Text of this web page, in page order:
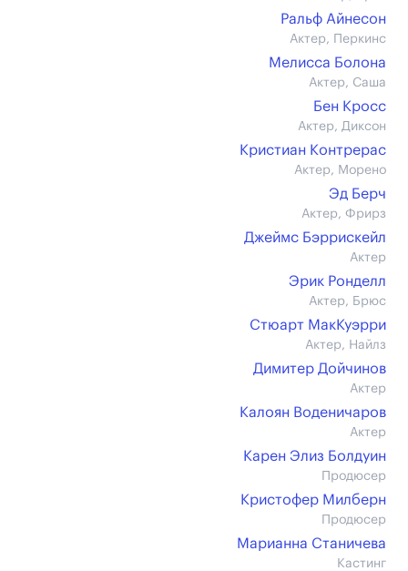
Ральф Айнесон
Актер, Перкинс
Мелисса Болона
Актер, Саша
Бен Кросс
Актер, Диксон
Кристиан Контрерас
Актер, Морено
Эд Берч
Актер, Фрирз
Джеймс Бэррискейл
Актер
Эрик Ронделл
Актер, Брюс
Стюарт МакКуэрри
Актер, Найлз
Димитер Дойчинов
Актер
Калоян Воденичаров
Актер
Карен Элиз Болдуин
Продюсер
Кристофер Милберн
Продюсер
Марианна Станичева
Кастинг